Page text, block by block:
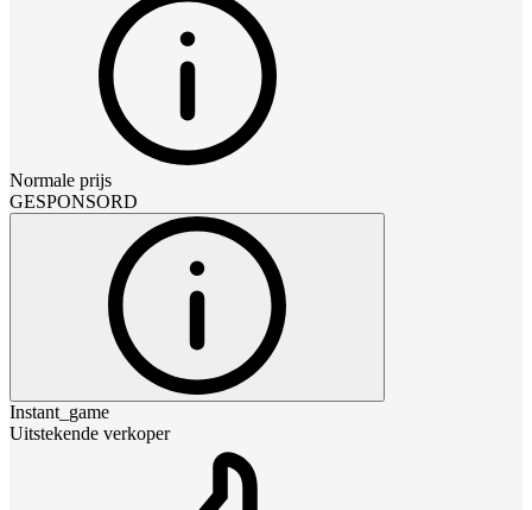
Normale prijs
GESPONSORD
Instant_game
Uitstekende verkoper